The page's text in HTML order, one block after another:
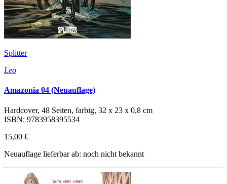
Splitter
Leo
Amazonia 04 (Neuauflage)
Hardcover, 48 Seiten, farbig, 32 x 23 x 0,8 cm
ISBN: 9783958395534
15,00 €
Neuauflage lieferbar ab: noch nicht bekannt